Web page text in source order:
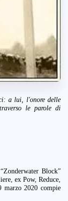
a lui, l'onore delle
le parole di
Block”
ex Pow, Reduce,
marzo 2020 compie